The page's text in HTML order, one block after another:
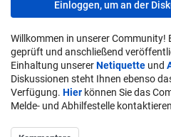
Einloggen, um an der
Willkommen in unserer Community!
geprüft und anschließend
Einhaltung unsererNetiquette und
Diskussionen steht Ihnen ebenso
Verfügung. Hier können Sie das
Melde- und Abhilfestelle